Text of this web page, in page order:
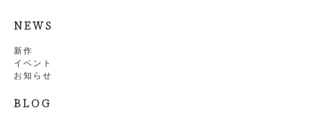
NEWS
新作
イベント
お知らせ
BLOG